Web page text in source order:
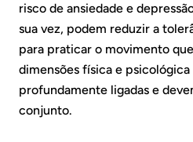
risco de ansiedade e
sua vez, podem reduzir a
para praticar o movimento
dimensões física e
profundamente ligadas e
conjunto.